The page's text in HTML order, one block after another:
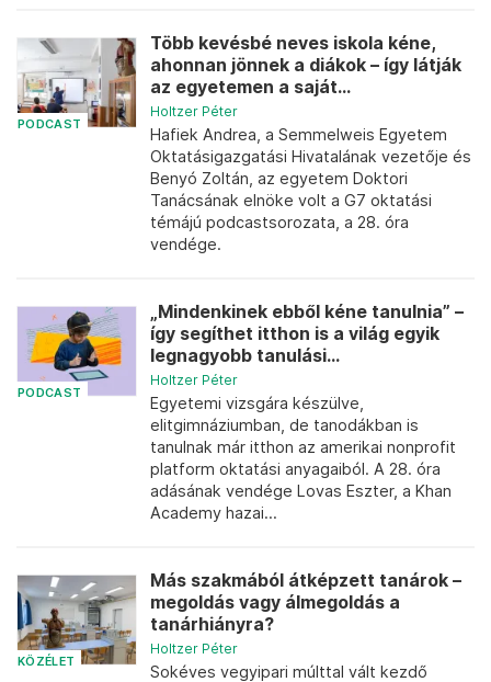
PODCAST
Több kevésbé neves iskola kéne,
ahonnan jönnek a diákok – így látják
az egyetemen a saját...
Holtzer Péter
Hafiek Andrea, a Semmelweis Egyetem
Oktatásigazgatási Hivatalának vezetője és
Benyó Zoltán, az egyetem Doktori
Tanácsának elnöke volt a G7 oktatási
témájú podcastsorozata, a 28. óra
vendége.
PODCAST
„Mindenkinek ebből kéne tanulnia” –
így segíthet itthon is a világ egyik
legnagyobb tanulási...
Holtzer Péter
Egyetemi vizsgára készülve,
elitgimnáziumban, de tanodákban is
tanulnak már itthon az amerikai nonprofit
platform oktatási anyagaiból. A 28. óra
adásának vendége Lovas Eszter, a Khan
Academy hazai...
KÖZÉLET
Más szakmából átképzett tanárok –
megoldás vagy álmegoldás a
tanárhiányra?
Holtzer Péter
Sokéves vegyipari múlttal vált kezdő